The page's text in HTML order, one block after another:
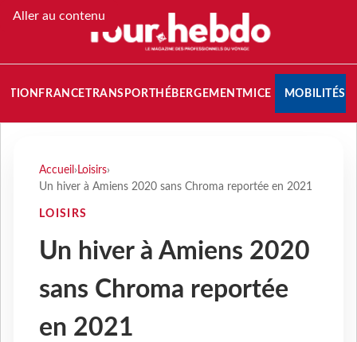
Aller au contenu
FRANCETRANSPORT HÉBERGEMENTMICE MOBILITÉS
Accueil › Loisirs›
Un hiver à Amiens 2020 sans Chroma reportée en 2021
LOISIRS
Un hiver à Amiens 2020
sans Chroma reportée
en 2021